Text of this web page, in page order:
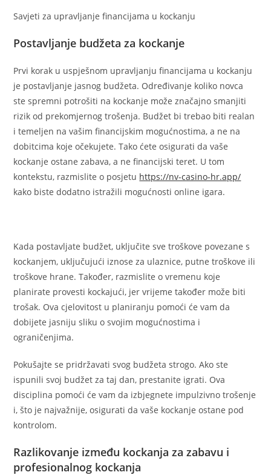
Savjeti za upravljanje financijama u kockanju
Postavljanje budžeta za kockanje
Prvi korak u uspješnom upravljanju financijama u kockanju
je postavljanje jasnog budžeta. Određivanje koliko novca
ste spremni potrošiti na kockanje može značajno smanjiti
rizik od prekomjernog trošenja. Budžet bi trebao biti realan
i temeljen na vašim financijskim mogućnostima, a ne na
dobitcima koje očekujete. Tako ćete osigurati da vaše
kockanje ostane zabava, a ne financijski teret. U tom
kontekstu, razmislite o posjetu https://nv-casino-hr.app/
kako biste dodatno istražili mogućnosti online igara.
Kada postavljate budžet, uključite sve troškove povezane s
kockanjem, uključujući iznose za ulaznice, putne troškove ili
troškove hrane. Također, razmislite o vremenu koje
planirate provesti kockajući, jer vrijeme također može biti
trošak. Ova cjelovitost u planiranju pomoći će vam da
dobijete jasniju sliku o svojim mogućnostima i
ograničenjima.
Pokušajte se pridržavati svog budžeta strogo. Ako ste
ispunili svoj budžet za taj dan, prestanite igrati. Ova
disciplina pomoći će vam da izbjegnete impulzivno trošenje
i, što je najvažnije, osigurati da vaše kockanje ostane pod
kontrolom.
Razlikovanje između kockanja za zabavu i
profesionalnog kockanja